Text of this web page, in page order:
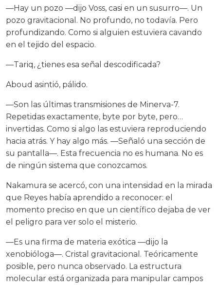
—Hay un pozo —dijo Voss, casi en un susurro—. Un
pozo gravitacional. No profundo, no todavía. Pero
profundizando. Como si alguien estuviera cavando
en el tejido del espacio.
—Tariq, ¿tienes esa señal descodificada?
Aboud asintió, pálido.
—Son las últimas transmisiones de Minerva-7.
Repetidas exactamente, byte por byte, pero…
invertidas. Como si algo las estuviera reproduciendo
hacia atrás. Y hay algo más. —Señaló una sección de
su pantalla—. Esta frecuencia no es humana. No es
de ningún sistema que conozcamos.
Nakamura se acercó, con una intensidad en la mirada
que Reyes había aprendido a reconocer: el
momento preciso en que un científico dejaba de ver
el peligro para ver solo el misterio.
—Es una firma de materia exótica —dijo la
xenobióloga—. Cristal gravitacional. Teóricamente
posible, pero nunca observado. La estructura
molecular está organizada para manipular campos